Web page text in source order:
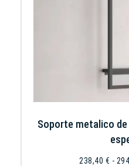
Soporte metalico
238,40 € -